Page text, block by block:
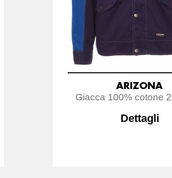
ARIZONA
Giacca 100% cotone
Dettagli